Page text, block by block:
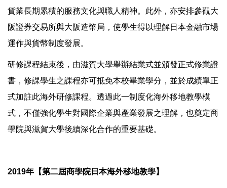
貨業長期累積的服務文化與職人精神。此外，亦安排參觀大
阪證券交易所與大阪造幣局，使學生得以理解日本金融市場
運作與貨幣制度發展。
研修課程結束後，由滋賀大學舉辦結業式並頒發正式修業證
書，修課學生之課程亦可抵免本校畢業學分，並於成績單正
式加註此海外研修課程。透過此一制度化海外移地教學模
式，不僅強化學生對國際企業與產業發展之理解，也奠定商
學院與滋賀大學後續深化合作的重要基礎。
2019年【第二屆商學院日本海外移地教學】